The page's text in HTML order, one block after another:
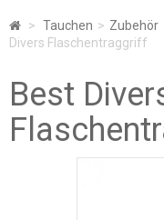
> Tauchen > Zubehör
Divers Flaschentraggriff
Best